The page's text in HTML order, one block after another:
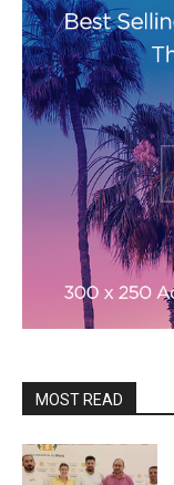
MOST READ